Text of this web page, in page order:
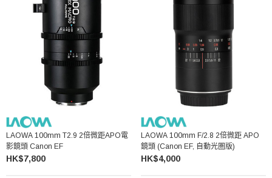
LAOWA 100mm T2.9 2倍微距APO電
影鏡頭 Canon EF
HK$7,800
LAOWA 100mm F/2.8 2倍微距 APO
鏡頭 (Canon EF, 自動光圏版)
HK$4,000